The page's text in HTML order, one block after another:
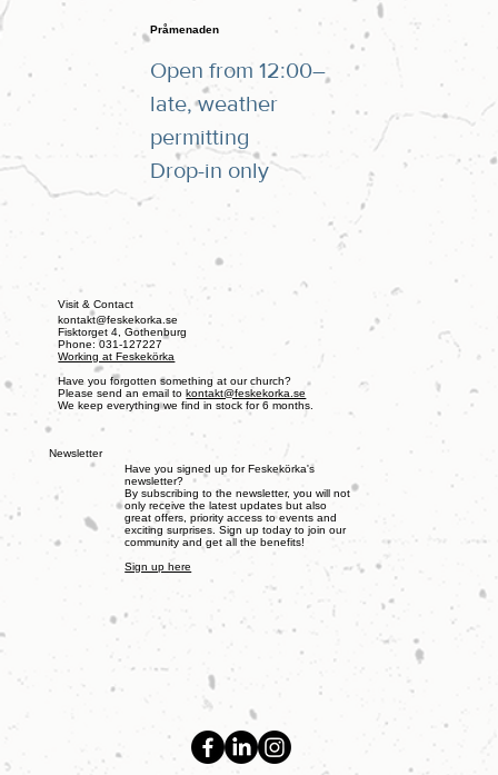
Pråmenaden
Open from 12:00–
late, weather
permitting
Drop-in only
Visit & Contact
kontakt@feskekorka.se
Fisktorget 4, Gothenburg
Phone: 031-127227
Working at Feskekörka
Have you forgotten something at our church?
Please send an email tokontakt@feskekorka.se
We keep everything we find in stock for 6 months.
Newsletter
Have you signed up for Feskekörka's
newsletter?
By subscribing to the newsletter, you will not
only receive the latest updates but also
great offers, priority access to events and
exciting surprises. Sign up today to join our
community and get all the benefits!
Sign up here